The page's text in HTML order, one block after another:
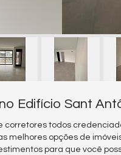
Edifício Sant
corretores todos
melhores opções de
para que você